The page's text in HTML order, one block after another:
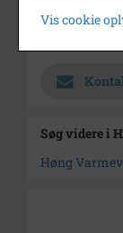
Søg videre i
Høng
Vis cookie